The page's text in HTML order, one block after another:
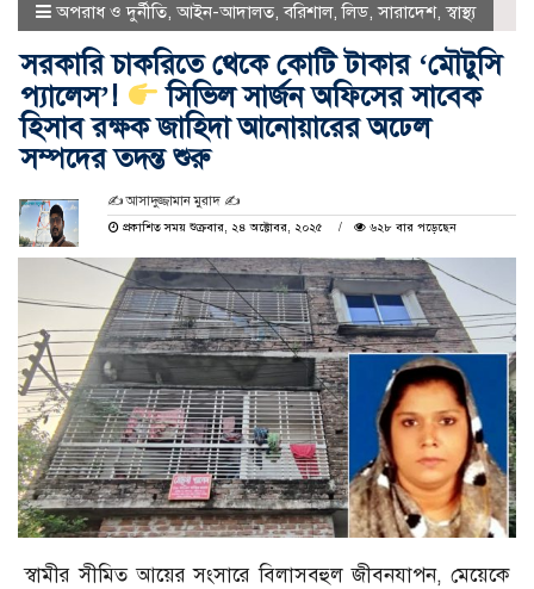
অপরাধ ও দুর্নীতি, আইন-আদালত,বরিশাল,লিড,সারাদেশ,স্বাস্থ্য
সরকারি চাকরিতে থেকে কোটি টাকার ‘মৌটুসি
প্যালেস’!
সিভিল সার্জন অফিসের সাবেক
হিসাব রক্ষক জাহিদা আনোয়ারের অঢেল
সম্পদের তদন্ত শুরু
✍️ আসাদুজ্জামান মুরাদ ✍
প্রকাশিত সময় শুক্রবার, ২৪ অক্টোবর, ২০২৫
৬২৮ বার পড়েছেন
স্বামীর সীমিত আয়ের সংসারে বিলাসবহুল জীবনযাপন, মেয়েকে